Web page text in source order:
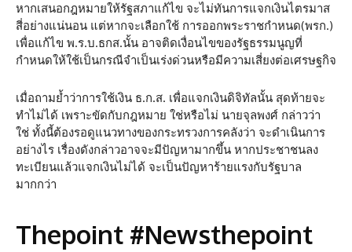
หากเสนอกฎหมายให้รัฐสภาแก้ไข จะไม่ทันการแจกเงินไตรมาส
สี่อย่างแน่นอน แต่หากจะเลือกใช้ การออกพระราชกำหนด(พรก.)
เพื่อแก้ไข พ.ร.บ.ธกส.นั้น อาจติดเงื่อนไขของรัฐธรรมนูญที่
กำหนดให้ใช้เป็นกรณีจำเป็นเร่งด่วนหรือมีความเสี่ยงต่อเศรษฐกิจ
เมื่อถามย้ำว่าการใช้เงิน ธ.ก.ส. เพื่อแจกเงินดิจิทัลนั้น สุดท้ายจะ
ทำไม่ได้ เพราะขัดกับกฎหมาย ใช่หรือไม่ นายจุลพงศ์ กล่าวว่า
ใช่ ทั้งนี้ต้องรอดูแนวทางของกระทรวงการคลังว่า จะดำเนินการ
อย่างไร เรื่องดังกล่าวอาจจะมีปัญหามากขึ้น หากประชาชนลง
ทะเบียนแล้วแจกเงินไม่ได้ จะเป็นปัญหาร้ายแรงกับรัฐบาล
มากกว่า
Thepoint #Newsthepoint